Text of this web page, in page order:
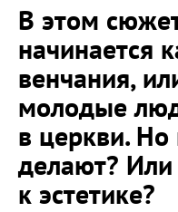
В этом
начинается
венчания,
молодые
в церкви.
делают?
к эстетике?